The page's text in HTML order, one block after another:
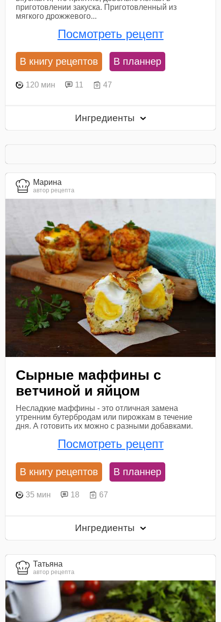
приготовлении закуска. Приготовленный из
мягкого дрожжевого...
Посмотреть рецепт
В книгу рецептов В планнер
120 мин 11 47
Ингредиенты
Марина
автор рецепта
Сырные маффины с
ветчиной и яйцом
Несладкие маффины - это отличная замена
утренним бутербродам или пирожкам в течение
дня. А готовить их можно с разными добавками.
Посмотреть рецепт
В книгу рецептов В планнер
35 мин 18 67
Ингредиенты
Татьяна
автор рецепта